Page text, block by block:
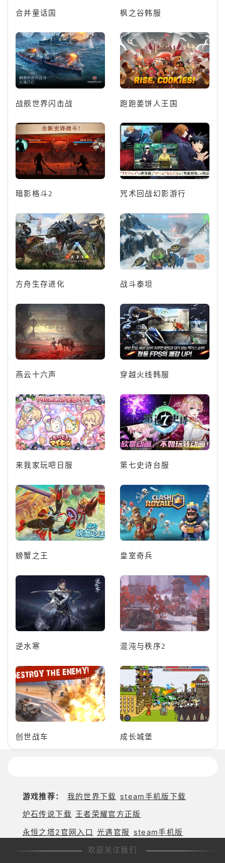
合并童话国 枫之谷韩服
战舰世界闪击战 跑跑姜饼人王国
暗影格斗2 咒术回战幻影游行
方舟生存进化 战斗泰坦
燕云十六声 穿越火线韩服
来我家玩吧日服 第七史诗台服
螃蟹之王 皇室奇兵
逆水寒 混沌与秩序2
创世战车 成长城堡
游戏推荐： 我的世界下载 steam手机版下载
炉石传说下载 王者荣耀官方正版
永恒之塔2官网入口 光遇官服
steam手机版
欢迎关注我们